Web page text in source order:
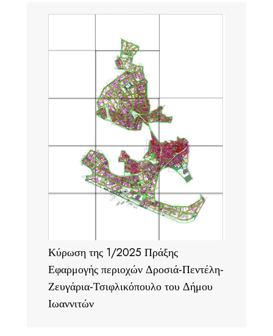
Κύρωση της 1/2025 Πράξης
Εφαρμογής περιοχών Δροσιά-Πεντέλη-
Ζευγάρια-Τσιφλικόπουλο του Δήμου
Ιωαννιτών